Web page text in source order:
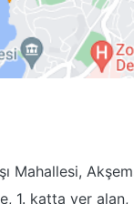
Mahallesi,
1. katta yer